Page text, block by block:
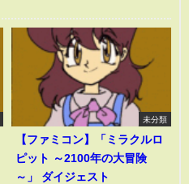
未分類
【ファミコン】「ミラクルロ
ピット ～2100年の大冒険
～」 ダイジェスト